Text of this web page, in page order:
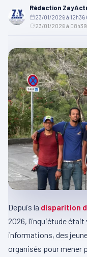
Rédaction
23/01/2026 à 12h36
23/01/2026 à 08h39
Depuis la disparition
2026, l’inquiétude était
informations, des
organisés pour mener